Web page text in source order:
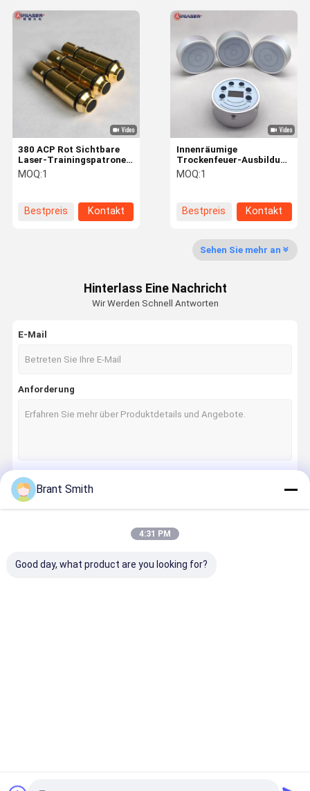
Produkte
Werksbesich
Tigung
Qualitätskon Kontakt Mit
Fälle
Training Laserkugel
Elektronisches Laserziel
Mini Laser Modules
Diodenlasermodule
Laserleitungsgeneratoren
Holographische rote Punktsicht
Innenräumige
Trockenfeuer-Ausbildung
Elektronische Laser-Ziel
und drahtloses
MOQ:1
Bestpreis Kontakt
380 ACP Rot Sichtbare
Laser-Trainingspatrone
für Trockenfeuer-
Trainings-Simulator
MOQ:1
Bestpreis Kontakt
Sehen Sie mehr an
Hinterlass Eine Nachricht
Wir Werden Schnell Antworten
E-Mail
Anforderung
Brant Smith
4:31 PM
Good day, what product are you looking for?